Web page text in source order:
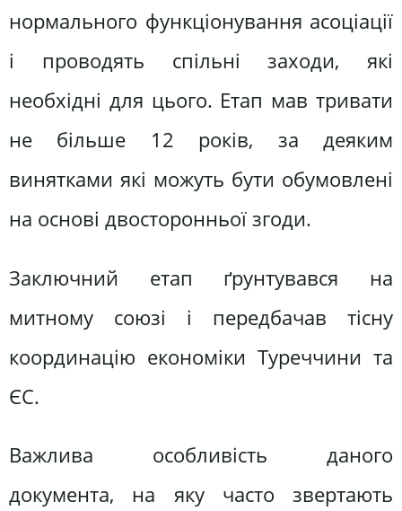
нормального функціонування асоціації
і проводять спільні заходи, які
необхідні для цього. Етап мав тривати
не більше 12 років, за деяким
винятками які можуть бути обумовлені
на основі двосторонньої згоди.
Заключний етап ґрунтувався на
митному союзі і передбачав тісну
координацію економіки Туреччини та
ЄС.
Важлива особливість даного
документа, на яку часто звертають